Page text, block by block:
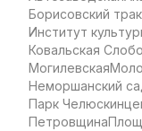
Борисовский
Институт
Ковальская
Могилевская
Неморшанский
Парк
Петровщина